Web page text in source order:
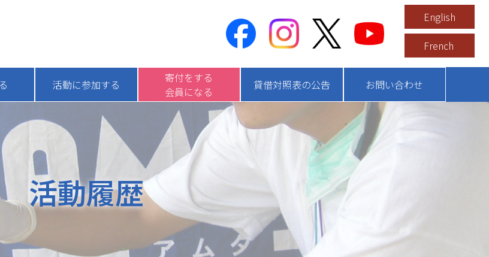
English
French
活動に参加する
寄付をする
会員になる
貸借対照表の公告 お問い合わせ
活動履歴